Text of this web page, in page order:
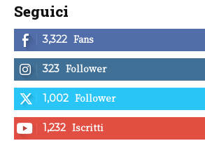
Seguici
3,322 Fans
323 Follower
1,002 Follower
1,232 Iscritti